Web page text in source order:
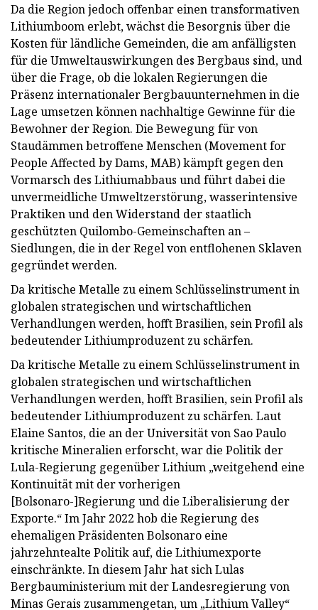
Da die Region jedoch offenbar einen transformativen
Lithiumboom erlebt, wächst die Besorgnis über die
Kosten für ländliche Gemeinden, die am anfälligsten
für die Umweltauswirkungen des Bergbaus sind, und
über die Frage, ob die lokalen Regierungen die
Präsenz internationaler Bergbauunternehmen in die
Lage umsetzen können nachhaltige Gewinne für die
Bewohner der Region. Die Bewegung für von
Staudämmen betroffene Menschen (Movement for
People Affected by Dams, MAB) kämpft gegen den
Vormarsch des Lithiumabbaus und führt dabei die
unvermeidliche Umweltzerstörung, wasserintensive
Praktiken und den Widerstand der staatlich
geschützten Quilombo-Gemeinschaften an –
Siedlungen, die in der Regel von entflohenen Sklaven
gegründet werden.
Da kritische Metalle zu einem Schlüsselinstrument in
globalen strategischen und wirtschaftlichen
Verhandlungen werden, hofft Brasilien, sein Profil als
bedeutender Lithiumproduzent zu schärfen.
Da kritische Metalle zu einem Schlüsselinstrument in
globalen strategischen und wirtschaftlichen
Verhandlungen werden, hofft Brasilien, sein Profil als
bedeutender Lithiumproduzent zu schärfen. Laut
Elaine Santos, die an der Universität von Sao Paulo
kritische Mineralien erforscht, war die Politik der
Lula-Regierung gegenüber Lithium „weitgehend eine
Kontinuität mit der vorherigen
[Bolsonaro-]Regierung und die Liberalisierung der
Exporte.“ Im Jahr 2022 hob die Regierung des
ehemaligen Präsidenten Bolsonaro eine
jahrzehntealte Politik auf, die Lithiumexporte
einschränkte. In diesem Jahr hat sich Lulas
Bergbauministerium mit der Landesregierung von
Minas Gerais zusammengetan, um „Lithium Valley“